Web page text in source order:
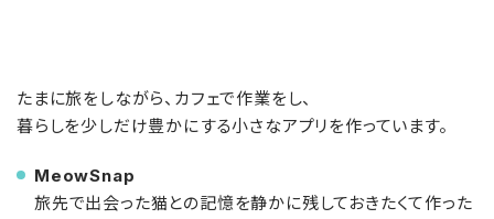
たまに旅をしながら、カフェで作業をし、
暮らしを少しだけ豊かにする小さなアプリを作っています。
MeowSnap
旅先で出会った猫との記憶を静かに残しておきたくて作った